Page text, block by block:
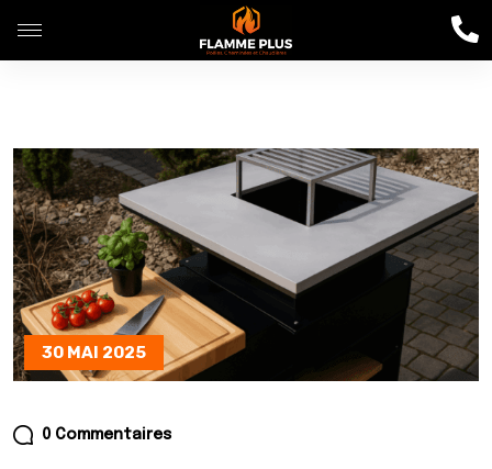
30 MAI 2025
0 Commentaires